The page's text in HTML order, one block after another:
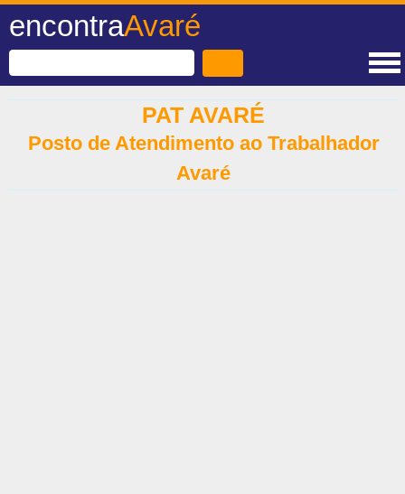
encontraAvaré
PAT AVARÉ
Posto de Atendimento ao Trabalhador
Avaré